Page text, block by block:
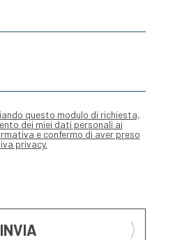
questo modulo di richiesta,
dei miei dati personali ai
e confermo di aver preso
privacy.
INVIA